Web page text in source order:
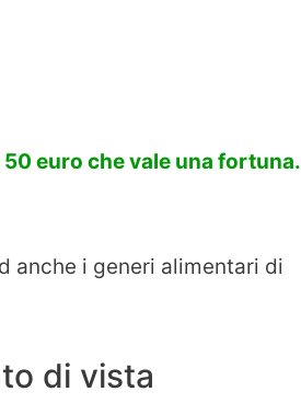
euro che vale una fortuna.
anche i generi alimentari di
di vista